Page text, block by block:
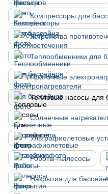
Компрессоры для
Устройства
Теплообменники для
Проточные
Тепловые насосы для
Солнечные
Ультрафиолетовые
Роботы-пылесосы
Накрытия для